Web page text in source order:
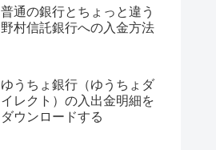
普通の銀行とちょっと違う
野村信託銀行への入金方法
ゆうちょ銀行（ゆうちょダ
イレクト）の入出金明細を
ダウンロードする